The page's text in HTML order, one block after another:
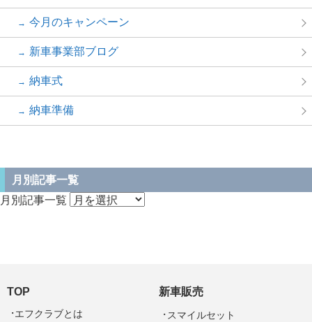
今月のキャンペーン
新車事業部ブログ
納車式
納車準備
月別記事一覧
月別記事一覧
TOP
エフクラブとは
新車販売
スマイルセット